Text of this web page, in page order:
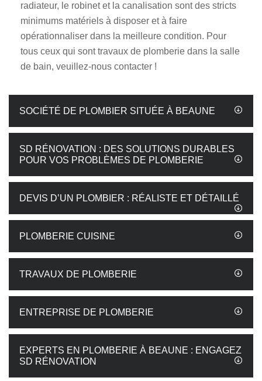
radiateur, le robinet et la canalisation sont des stricts
minimums matériels à disposer et à faire
opérationnaliser dans la meilleure condition. Pour
tous ceux qui sont travaux de plomberie dans la salle
de bain, veuillez-nous contacter !
SOCIÉTÉ DE PLOMBIER SITUÉE À BEAUNE
SD RÉNOVATION : DES SOLUTIONS DURABLES
POUR VOS PROBLÈMES DE PLOMBERIE
DEVIS D’UN PLOMBIER : RÉALISTE ET DÉTAILLÉ
PLOMBERIE CUISINE
TRAVAUX DE PLOMBERIE
ENTREPRISE DE PLOMBERIE
EXPERTS EN PLOMBERIE À BEAUNE : ENGAGEZ
SD RÉNOVATION